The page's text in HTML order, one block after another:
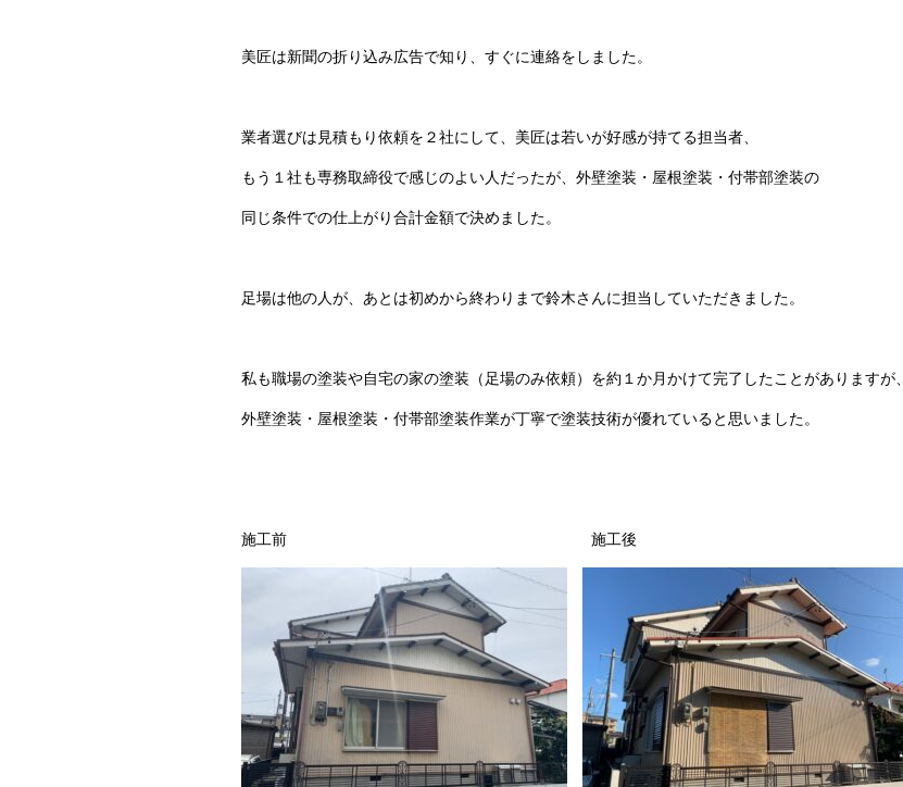
美匠は新聞の折り込み広告で知り、すぐに連絡をしました。
業者選びは見積もり依頼を２社にして、美匠は若いが好感が持てる担当者、
もう１社も専務取締役で感じのよい人だったが、 外壁塗装・屋根塗装・付帯部塗装の
同じ条件での仕上がり合計金額で決めました。
足場は他の人が、あとは初めから終わりまで鈴木さんに担当していただきました。
私も職場の塗装や自宅の家の塗装（足場のみ依頼）を約１か月かけて完了したことがありますが、
外壁塗装・屋根塗装・付帯部塗装作業が丁寧で塗装技術が優れていると思いました。
施工前 施工後